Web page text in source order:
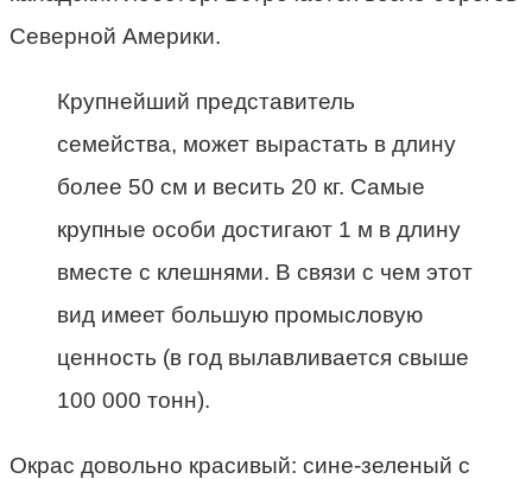
Северной Америки.
Крупнейший представитель
семейства, может вырастать в длину
более 50 см и весить 20 кг. Самые
крупные особи достигают 1 м в длину
вместе с клешнями. В связи с чем этот
вид имеет большую промысловую
ценность (в год вылавливается свыше
100 000 тонн).
Окрас довольно красивый: сине-зеленый с